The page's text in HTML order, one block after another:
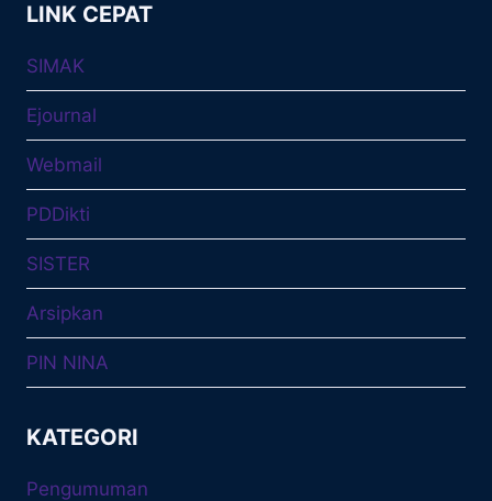
LINK CEPAT
SIMAK
Ejournal
Webmail
PDDikti
SISTER
Arsipkan
PIN NINA
KATEGORI
Pengumuman